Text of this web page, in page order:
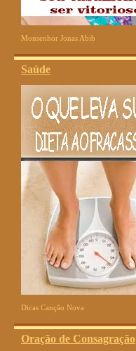
Monsenhor Jonas Abib
Saúde
Dicas Canção Nova
Oração de Consagração